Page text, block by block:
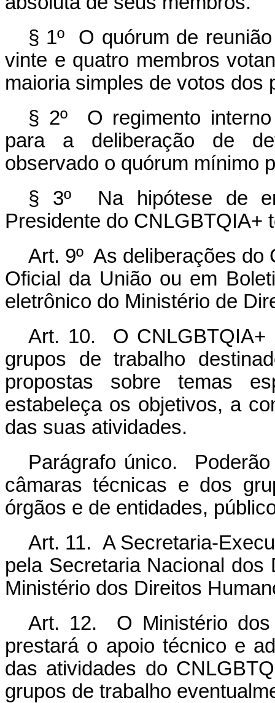
§ 1º O quórum de
vinte e quatro membros
maioria simples de votos dos
§ 2º O regimento
para a deliberação de
observado o quórum mínimo
§ 3º Na hipótese de
Presidente do CNLGBTQIA+
Art. 9º As deliberações do
Oficial da União ou em
eletrônico do Ministério de
Art. 10. O CNLGBTQIA+
grupos de trabalho
propostas sobre temas
estabeleça os objetivos, a
das suas atividades.
Parágrafo único.
câmaras técnicas e dos
órgãos e de entidades,
Art. 11. A Secretaria-
pela Secretaria Nacional
Ministério dos Direitos
Art. 12. O Ministério dos
prestará o apoio técnico e
das atividades do
grupos de trabalho